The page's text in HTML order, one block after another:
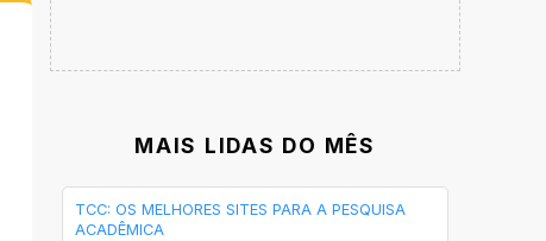
MAIS LIDAS DO MÊS
TCC: OS MELHORES SITES PARA A PESQUISA
ACADÊMICA